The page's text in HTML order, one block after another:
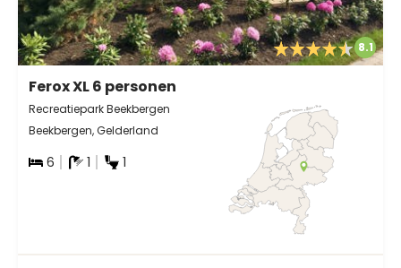
8.1
Ferox XL 6 personen
Recreatiepark Beekbergen
Beekbergen, Gelderland
6 1 1